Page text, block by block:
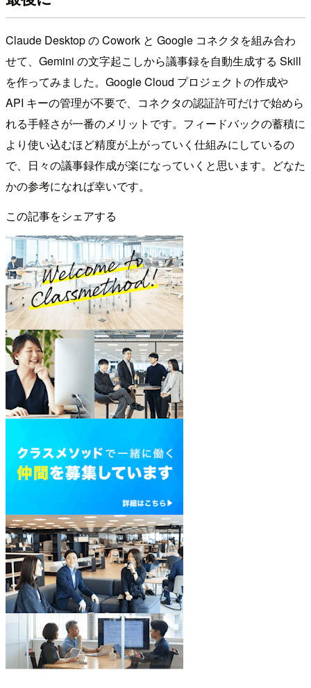
Claude Desktop の Cowork と Google コネクタを組み合わ
せて、Gemini の文字起こしから議事録を自動生成する Skill
を作ってみました。Google Cloud プロジェクトの作成や
API キーの管理が不要で、コネクタの認証許可だけで始めら
れる手軽さが一番のメリットです。フィードバックの蓄積に
より使い込むほど精度が上がっていく仕組みにしているの
で、日々の議事録作成が楽になっていくと思います。どなた
かの参考になれば幸いです。
この記事をシェアする